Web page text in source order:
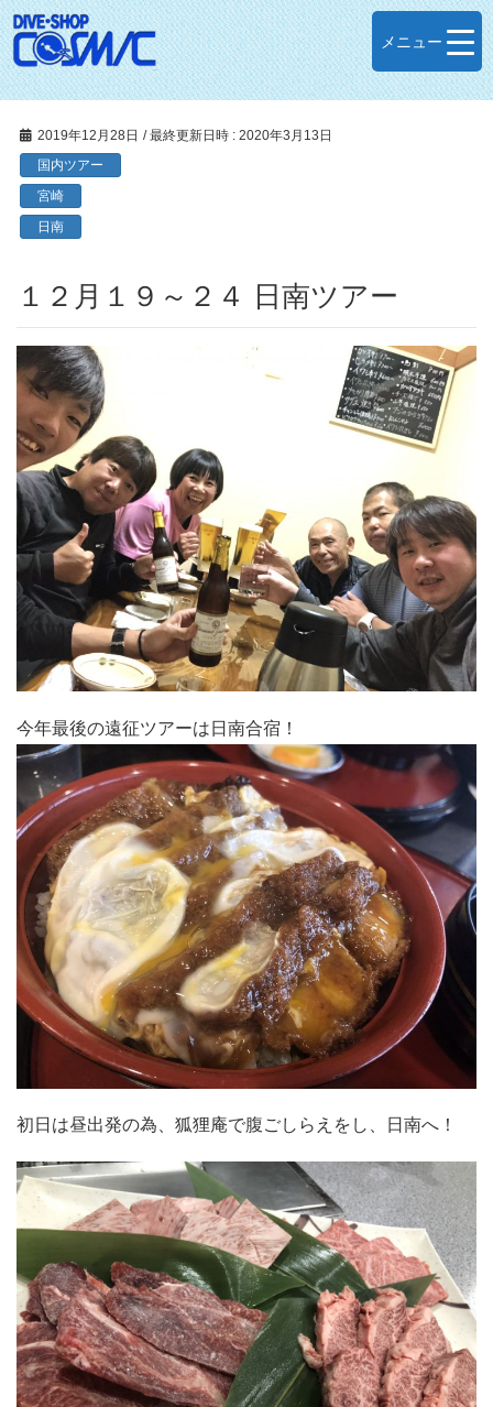
メニュー
2019年12月28日 / 最終更新日時 : 2020年3月13日
国内ツアー
宮崎
日南
１２月１９～２４ 日南ツアー
今年最後の遠征ツアーは日南合宿！
初日は昼出発の為、狐狸庵で腹ごしらえをし、日南へ！